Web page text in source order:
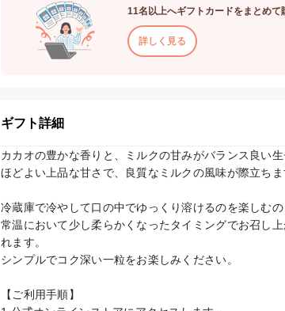
11名以上へギフトカードをまとめて
詳しく見る
ギフト詳細
カカオの豊かな香りと、ミルクの甘みがバランス良い生
ほどよい上品な甘さで、良質なミルクの風味が際立ちま
冷蔵庫で冷やして口の中でゆっくり溶けるのを楽しむの
常温において少し柔らかくなったタイミングでお召し
れます。
シンプルでコク深い一粒をお楽しみください。
【ご利用手順】